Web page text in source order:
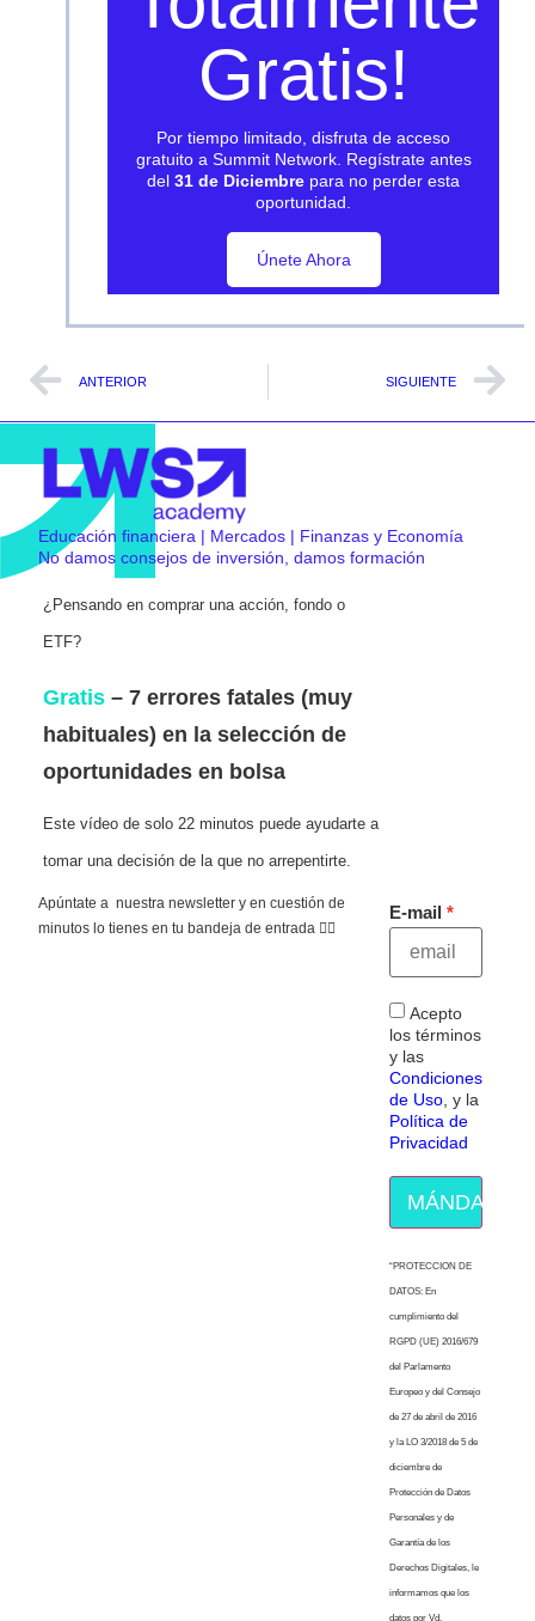
Gratis!
Por tiempo limitado, disfruta de acceso
gratuito a Summit Network. Regístrate antes
del 31 de Diciembre para no perder esta
oportunidad.
Únete Ahora
Únete Ahora
ANTERIOR SIGUIENTE
Educación financiera | Mercados | Finanzas y Economía
No damos consejos de inversión, damos formación
¿Pensando en comprar una acción, fondo o
ETF?
Gratis – 7 errores fatales (muy
habituales) en la selección de
oportunidades en bolsa
Este vídeo de solo 22 minutos puede ayudarte a
tomar una decisión de la que no arrepentirte.
Apúntate a nuestra newsletter y en cuestión de
minutos lo tienes en tu bandeja de entrada 👇🏻
E-mail
Acepto
los términos
y las
Condiciones
de Uso , y la
Política de
Privacidad
MÁNDAME
“PROTECCION DE
DATOS: En
cumplimiento del
RGPD (UE) 2016/679
del Parlamento
Europeo y del Consejo
de 27 de abril de 2016
y la LO 3/2018 de 5 de
diciembre de
Protección de Datos
Personales y de
Garantía de los
Derechos Digitales, le
informamos que los
datos por Vd.